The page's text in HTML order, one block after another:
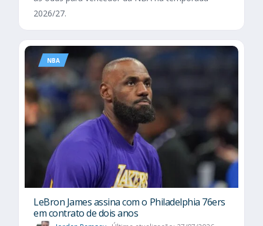
2026/27.
NBA
LeBron James assina com o Philadelphia 76ers
em contrato de dois anos